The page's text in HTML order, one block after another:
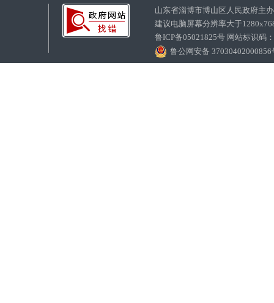
山东省淄博市博山区人民政府
建议电脑屏幕分辨率大于
鲁ICP备05021825号 网站标识码
鲁公网安备 37030402000856